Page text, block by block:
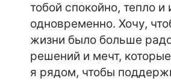
тобой спокойно, тепло и
одновременно. Хочу,
жизни было больше
решений и мечт,
я рядом, чтобы